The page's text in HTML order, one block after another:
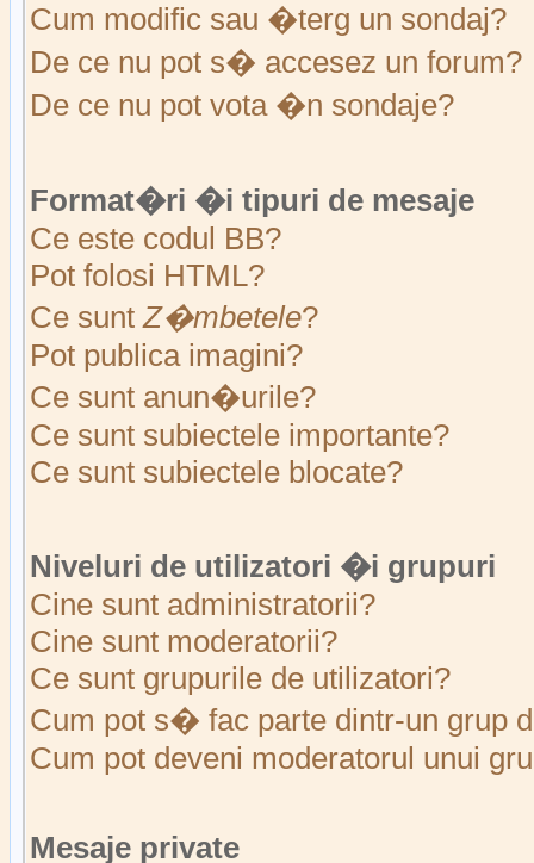
Cum modific sau �terg un sondaj?
De ce nu pot s� accesez un forum?
De ce nu pot vota �n sondaje?
Format�ri �i tipuri de mesaje
Ce este codul BB?
Pot folosi HTML?
Ce suntZ�mbetele?
Pot publica imagini?
Ce sunt anun�urile?
Ce sunt subiectele importante?
Ce sunt subiectele blocate?
Niveluri de utilizatori �i grupuri
Cine sunt administratorii?
Cine sunt moderatorii?
Ce sunt grupurile de utilizatori?
Cum pot s� fac parte dintr-un grup
Cum pot deveni moderatorul unui
Mesaje private